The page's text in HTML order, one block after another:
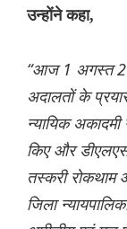
उन्होंने कहा,
“आज 1 अगस्त
अदालतों के
न्यायिक
किए और
तस्करी रोकथाम
जिला